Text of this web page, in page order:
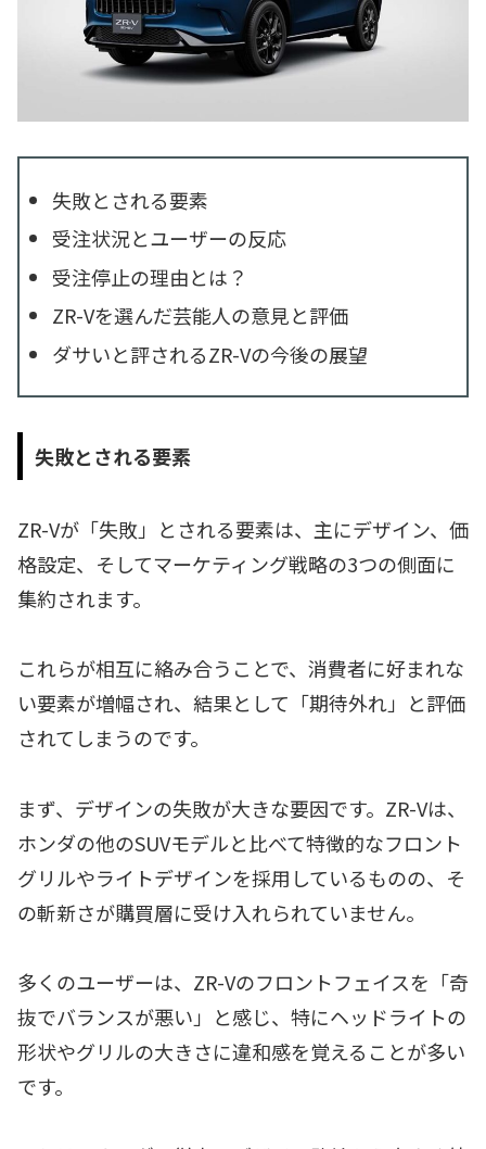
失敗とされる要素
受注状況とユーザーの反応
受注停止の理由とは？
ZR-Vを選んだ芸能人の意見と評価
ダサいと評されるZR-Vの今後の展望
失敗とされる要素
ZR-Vが「失敗」とされる要素は、主にデザイン、価
格設定、そしてマーケティング戦略の3つの側面に
集約されます。
これらが相互に絡み合うことで、消費者に好まれな
い要素が増幅され、結果として「期待外れ」と評価
されてしまうのです。
まず、デザインの失敗が大きな要因です。ZR-Vは、
ホンダの他のSUVモデルと比べて特徴的なフロント
グリルやライトデザインを採用しているものの、そ
の斬新さが購買層に受け入れられていません。
多くのユーザーは、ZR-Vのフロントフェイスを「奇
抜でバランスが悪い」と感じ、特にヘッドライトの
形状やグリルの大きさに違和感を覚えることが多い
です。